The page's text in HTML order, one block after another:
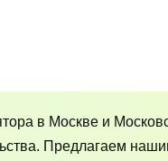
в Москве и
Предлагаем